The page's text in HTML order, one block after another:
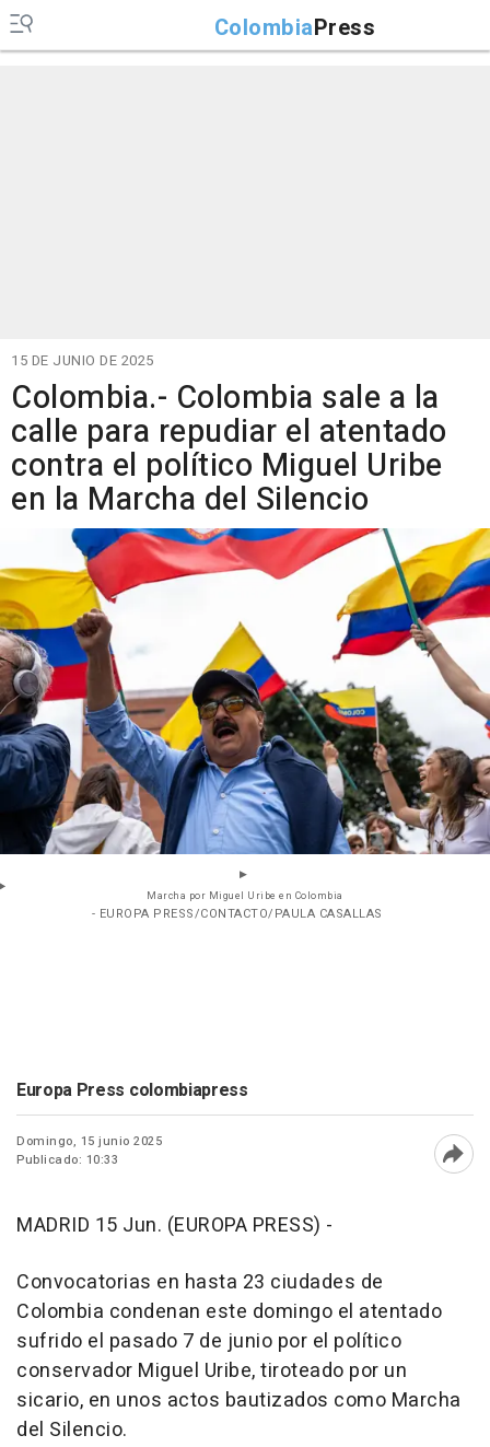
ColombiaPress
15 DE JUNIO DE 2025
Colombia.- Colombia sale a la
calle para repudiar el atentado
contra el político Miguel Uribe
en la Marcha del Silencio
Marcha por Miguel Uribe en Colombia
- EUROPA PRESS/CONTACTO/PAULA CASALLAS
Europa Press colombiapress
Domingo, 15 junio 2025
Publicado: 10:33
MADRID 15 Jun. (EUROPA PRESS) -
Convocatorias en hasta 23 ciudades de
Colombia condenan este domingo el atentado
sufrido el pasado 7 de junio por el político
conservador Miguel Uribe, tiroteado por un
sicario, en unos actos bautizados como Marcha
del Silencio.